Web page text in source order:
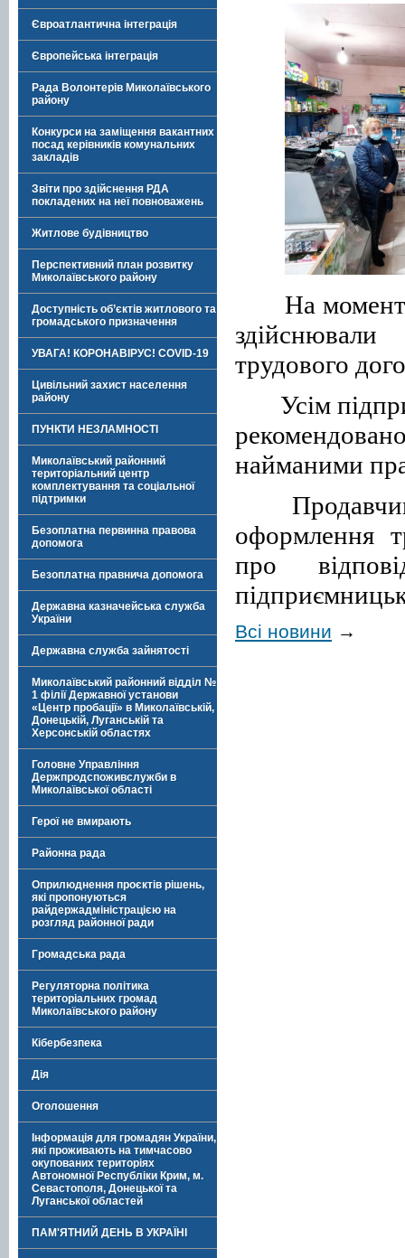
Євроатлантична інтеграція
Європейська інтеграція
Рада Волонтерів Миколаївського
району
Конкурси на заміщення вакантних
посад керівників комунальних
закладів
Звіти про здійснення РДА
покладених на неї повноважень
Житлове будівництво
Перспективний план розвитку
Миколаївського району
Доступність об’єктів житлового та
громадського призначення
УВАГА! КОРОНАВІРУС! COVID-19
Цивільний захист населення
району
ПУНКТИ НЕЗЛАМНОСТІ
Миколаївський районний
територіальний центр
комплектування та соціальної
підтримки
Безоплатна первинна правова
допомога
Безоплатна правнича допомога
Державна казначейська служба
України
Державна служба зайнятості
Миколаївський районний відділ №
1 філії Державної установи
«Центр пробації» в Миколаївській,
Донецькій, Луганській та
Херсонській областях
Головне Управління
Держпродспоживслужби в
Миколаївської області
Герої не вмирають
Районна рада
Оприлюднення проєктів рішень,
які пропонуються
райдержадміністрацією на
розгляд районної ради
Громадська рада
Регуляторна політика
територіальних громад
Миколаївського району
Кібербезпека
Дія
Оголошення
Інформація для громадян України,
які проживають на тимчасово
окупованих територіях
Автономної Республіки Крим, м.
Севастополя, Донецької та
Луганської областей
ПАМ'ЯТНИЙ ДЕНЬ В УКРАЇНІ
На
здійснювали
трудового
Усім
найманими
оформлення
про
Всі новини →